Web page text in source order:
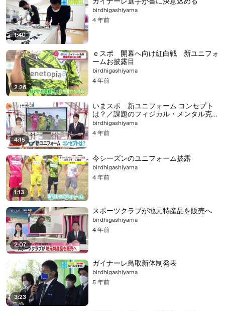
1:40
birdhigashiyama
4 年前
2:26
ｅスポ 開幕へ向け紅白戦 新ユニフォ
ームお披露目
birdhigashiyama
4 年前
4:15
いまスポ 新ユニフォーム コンセプト
は？／課題のフィジカル・メンタル克服
へ
birdhigashiyama
4 年前
1:13
今シーズンのユニフォーム披露
birdhigashiyama
4 年前
2:07
スポーツクラブが地元特産品を販売へ
birdhigashiyama
4 年前
3:23
ガイナーレ鳥取新体制発表
birdhigashiyama
5 年前